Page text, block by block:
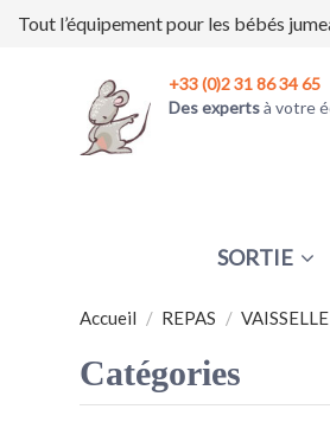
Tout l’équipement pour les bébés
+33 (0)2 31 86 34 65
Des expertsà votre
SORTIE
Accueil REPAS
Catégories